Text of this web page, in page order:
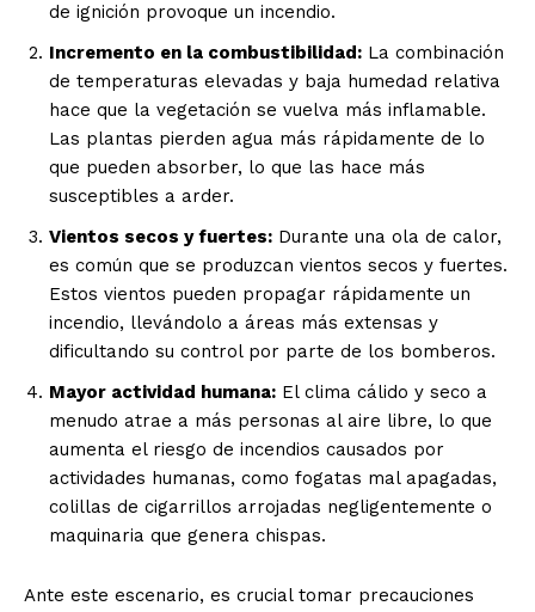
El Suplemento
de ignición provoque un incendio.
Incremento en la combustibilidad: La combinación
de temperaturas elevadas y baja humedad relativa
hace que la vegetación se vuelva más inflamable.
Las plantas pierden agua más rápidamente de lo
que pueden absorber, lo que las hace más
susceptibles a arder.
Vientos secos y fuertes: Durante una ola de calor,
es común que se produzcan vientos secos y fuertes.
Estos vientos pueden propagar rápidamente un
incendio, llevándolo a áreas más extensas y
dificultando su control por parte de los bomberos.
Mayor actividad humana: El clima cálido y seco a
menudo atrae a más personas al aire libre, lo que
aumenta el riesgo de incendios causados por
actividades humanas, como fogatas mal apagadas,
colillas de cigarrillos arrojadas negligentemente o
maquinaria que genera chispas.
Ante este escenario, es crucial tomar precauciones